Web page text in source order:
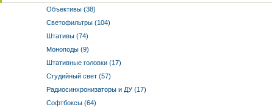
Объективы (38)
Светофильтры (104)
Штативы (74)
Моноподы (9)
Штативные головки (17)
Студийный свет (57)
Радиосинхронизаторы и ДУ (17)
Софтбоксы (64)